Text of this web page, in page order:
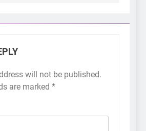
will not be published.
are marked *